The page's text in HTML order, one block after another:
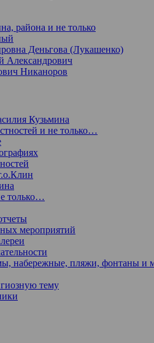
района и не только
Деньгова (Лукашенко)
Александрович
Никаноров
Кузьмина
и не только…
только…
мероприятий
набережные, пляжи, фонтаны и
тему